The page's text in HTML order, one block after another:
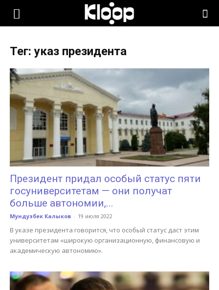
KLOOP.KG
Новости
Кыргызстана
Тег: указ президента
Президент придал особый статус пяти
госуниверситетам — они получат
больше автономии,...
Мундузбек Калыков - 19 июля 2022
В указе президента говорится, что особый статус даст этим
университетам «широкую организационную, финансовую и
академическую автономию».